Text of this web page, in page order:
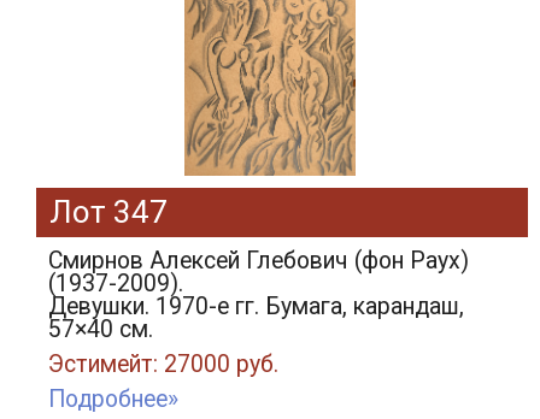
Лот 347
Смирнов Алексей Глебович (фон Раух)
(1937-2009).
Девушки. 1970-е гг. Бумага, карандаш,
57×40 см.
Эстимейт: 27000 руб.
Подробнее»